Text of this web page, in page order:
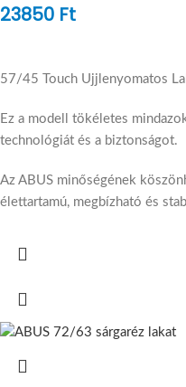
23850 Ft
57/45 Touch Ujjlenyomatos
Ez a modell tökéletes
technológiát és a biztonságot.
Az ABUS minőségének
élettartamú, megbízható és